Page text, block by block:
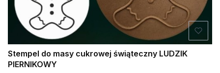
Stempel do masy cukrowej świąteczny LUDZIK
PIERNIKOWY